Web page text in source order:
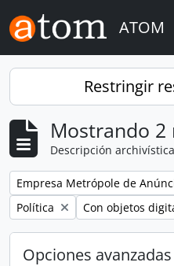
Skip to main content
ATOM
Restringir
Mostrando 2
Descripción archivística
Remove filter:
Empresa Metrópole de
Remove filter:
Política Remove filter:
Con objetos
Opciones